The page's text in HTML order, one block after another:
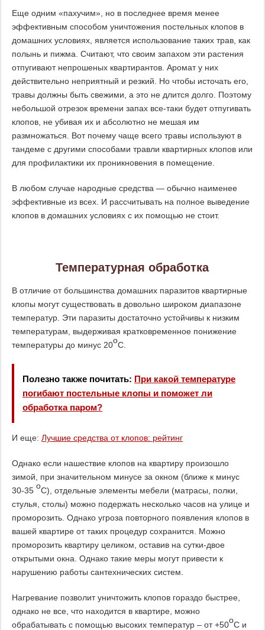
Еще одним «пахучим», но в последнее время менее
эффективным способом уничтожения постельных клопов в
домашних условиях, является использование таких трав, как
полынь и пижма. Считают, что своим запахом эти растения
отпугивают непрошеных квартирантов. Аромат у них
действительно неприятный и резкий. Но чтобы источать его,
травы должны быть свежими, а это не длится долго. Поэтому
небольшой отрезок времени запах все-таки будет отпугивать
клопов, не убивая их и абсолютно не мешая им
размножаться. Вот почему чаще всего травы используют в
тандеме с другими способами травли квартирных клопов или
для профилактики их проникновения в помещение.
В любом случае народные средства — обычно наименее
эффективные из всех. И рассчитывать на полное выведение
клопов в домашних условиях с их помощью не стоит.
Температурная обработка
В отличие от большинства домашних паразитов квартирные
клопы могут существовать в довольно широком диапазоне
температур. Эти паразиты достаточно устойчивы к низким
температурам, выдерживая кратковременное понижение
температуры до минус 20оС.
Полезно также почитать: При какой температуре
погибают постельные клопы и поможет ли
обработка паром?
И еще: Лучшие средства от клопов: рейтинг
Однако если нашествие клопов на квартиру произошло
зимой, при значительном минусе за окном (ближе к минус
30-35 оС), отдельные элементы мебели (матрасы, полки,
стулья, столы) можно подержать несколько часов на улице и
проморозить. Однако угроза повторного появления клопов в
вашей квартире от таких процедур сохранится. Можно
проморозить квартиру целиком, оставив на сутки-двое
открытыми окна. Однако такие меры могут привести к
нарушению работы сантехнических систем.
Нагревание позволит уничтожить клопов гораздо быстрее,
однако не все, что находится в квартире, можно
обрабатывать с помощью высоких температур – от +50оС и